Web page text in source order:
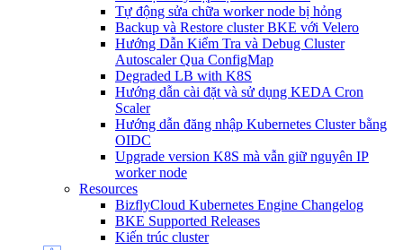
Tự động sửa chữa worker node bị hỏng
Backup và Restore cluster BKE với Velero
Hướng Dẫn Kiểm Tra và Debug Cluster
Autoscaler Qua ConfigMap
Degraded LB with K8S
Hướng dẫn cài đặt và sử dụng KEDA Cron
Scaler
Hướng dẫn đăng nhập Kubernetes Cluster bằng
OIDC
Upgrade version K8S mà vẫn giữ nguyên IP
worker node
Resources
BizflyCloud Kubernetes Engine Changelog
BKE Supported Releases
Kiến trúc cluster